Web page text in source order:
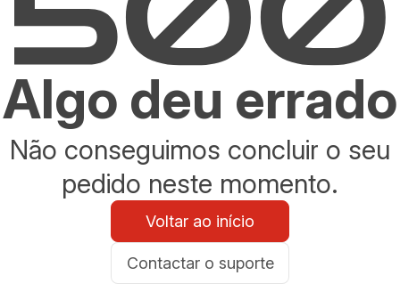
Algo deu errado
Não conseguimos concluir o seu
pedido neste momento.
Voltar ao início
Contactar o suporte